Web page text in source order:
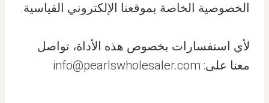
الخصوصية الخاصة بموقعنا الإلكتروني القياسية.
لأي استفسارات بخصوص هذه الأداة، تواصل
معنا على: info@pearlswholesaler.com